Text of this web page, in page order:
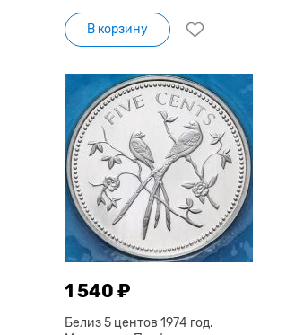
В корзину
1 540 ₽
Белиз 5 центов 1974 год.